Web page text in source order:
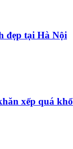
đẹp tại Hà Nội
xếp quá khổ